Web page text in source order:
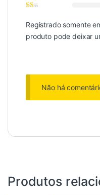
Registrado somente
produto pode deixar
Não há
Produtos